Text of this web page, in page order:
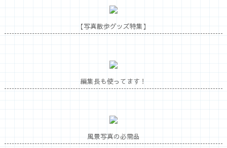
【写真散歩グッズ特集】
編集長も使ってます！
風景写真の必需品